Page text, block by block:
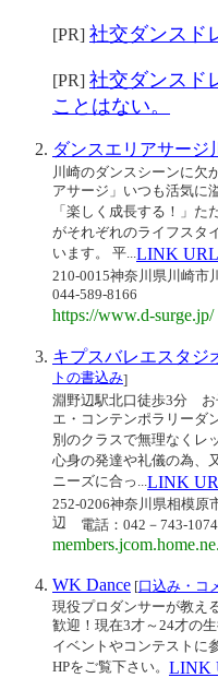
[PR] 社交ダンスド
[PR] 社交ダンスド
ことはない。
ダンスエリアサージ
川崎のダンスシーンに欠
アサージ」いつも活気に
「楽しく成長する！」
がそれぞれのライフスタ
います。 平...LINK URL
210-0015神奈川県川崎
044-589-8166
https://www.d-surge.jp/
キプスバレエスタジ
トの書込み]
淵野辺駅北口徒歩3分 お
エ・コンテンポラリーダ
別のクラスで無理なくレ
心身の発達や礼儀の為、
ニーズに合っ...LINK
252-0206神奈川県相模
辺 電話：042－743-1074
WK Dance [口込み・コ
現役プロダンサーが教え
歓迎！現在3才～24才の
イベントやコンテストに
HPをご覧下さい。 LINK